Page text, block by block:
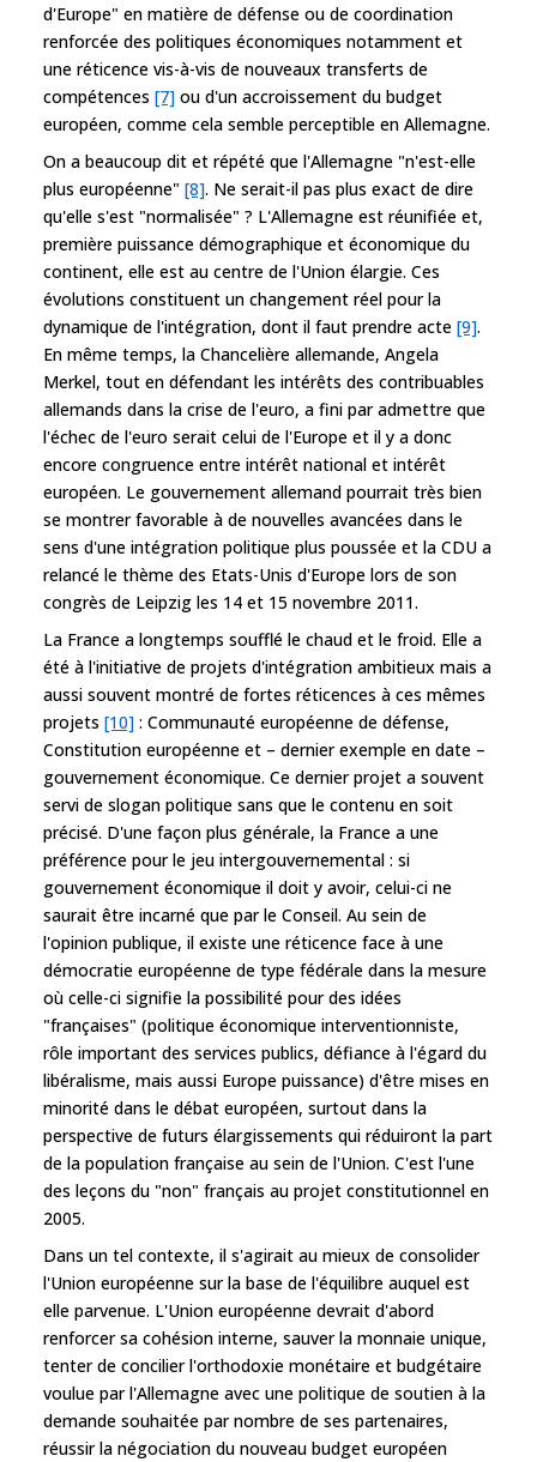
d'Europe" en matière de défense ou de coordination
renforcée des politiques économiques notamment et
une réticence vis-à-vis de nouveaux transferts de
compétences [7] ou d'un accroissement du budget
européen, comme cela semble perceptible en Allemagne.
On a beaucoup dit et répété que l'Allemagne "n'est-elle
plus européenne" [8]. Ne serait-il pas plus exact de dire
qu'elle s'est "normalisée" ? L'Allemagne est réunifiée et,
première puissance démographique et économique du
continent, elle est au centre de l'Union élargie. Ces
évolutions constituent un changement réel pour la
dynamique de l'intégration, dont il faut prendre acte [9].
En même temps, la Chancelière allemande, Angela
Merkel, tout en défendant les intérêts des contribuables
allemands dans la crise de l'euro, a fini par admettre que
l'échec de l'euro serait celui de l'Europe et il y a donc
encore congruence entre intérêt national et intérêt
européen. Le gouvernement allemand pourrait très bien
se montrer favorable à de nouvelles avancées dans le
sens d'une intégration politique plus poussée et la CDU a
relancé le thème des Etats-Unis d'Europe lors de son
congrès de Leipzig les 14 et 15 novembre 2011.
La France a longtemps soufflé le chaud et le froid. Elle a
été à l'initiative de projets d'intégration ambitieux mais a
aussi souvent montré de fortes réticences à ces mêmes
projets [10] : Communauté européenne de défense,
Constitution européenne et – dernier exemple en date –
gouvernement économique. Ce dernier projet a souvent
servi de slogan politique sans que le contenu en soit
précisé. D'une façon plus générale, la France a une
préférence pour le jeu intergouvernemental : si
gouvernement économique il doit y avoir, celui-ci ne
saurait être incarné que par le Conseil. Au sein de
l'opinion publique, il existe une réticence face à une
démocratie européenne de type fédérale dans la mesure
où celle-ci signifie la possibilité pour des idées
"françaises" (politique économique interventionniste,
rôle important des services publics, défiance à l'égard du
libéralisme, mais aussi Europe puissance) d'être mises en
minorité dans le débat européen, surtout dans la
perspective de futurs élargissements qui réduiront la part
de la population française au sein de l'Union. C'est l'une
des leçons du "non" français au projet constitutionnel en
2005.
Dans un tel contexte, il s'agirait au mieux de consolider
l'Union européenne sur la base de l'équilibre auquel est
elle parvenue. L'Union européenne devrait d'abord
renforcer sa cohésion interne, sauver la monnaie unique,
tenter de concilier l'orthodoxie monétaire et budgétaire
voulue par l'Allemagne avec une politique de soutien à la
demande souhaitée par nombre de ses partenaires,
réussir la négociation du nouveau budget européen